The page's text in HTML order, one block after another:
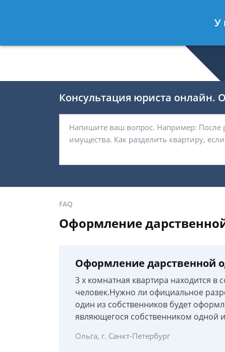
- Специалист по
Консультация юриста онлайн.
FAQ
Оформление
Оформление дарственной
3 х комнатная квартира находится в
человек.Нужно ли официальное
один из собственников будет
являющегося собственником одной
Ольга, г. Санкт-Петербург
У